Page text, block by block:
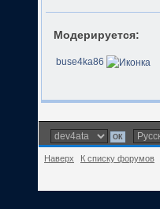
Модерируется:
buse4ka86
Наверх К списку форумов